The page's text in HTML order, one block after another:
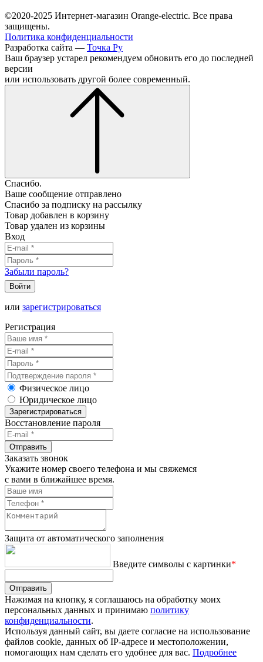
©2020-2025 Интернет-магазин Orange-electric. Все права
защищены.
Политика конфиденциальности
Разработка сайта — Точка Ру
Ваш браузер устарел рекомендуем обновить его до последней
версии
или использовать другой более современный.
Спасибо.
Ваше сообщение отправлено
Спасибо за подписку на рассылку
Товар добавлен в корзину
Товар удален из корзины
Вход
Забыли пароль?
Войти
или зарегистрироваться
Регистрация
Физическое лицо
Юридическое лицо
Зарегистрироваться
Восстановление пароля
Отправить
Заказать звонок
Укажите номер своего телефона и мы свяжемся
с вами в ближайшее время.
Защита от автоматического заполнения
Введите символы с картинки*
Отправить
Нажимая на кнопку, я соглашаюсь на обработку моих
персональных данных и принимаю политику
конфиденциальности.
Используя данный сайт, вы даете согласие на использование
файлов cookie, данных об IP-адресе и местоположении,
помогающих нам сделать его удобнее для вас. Подробнее